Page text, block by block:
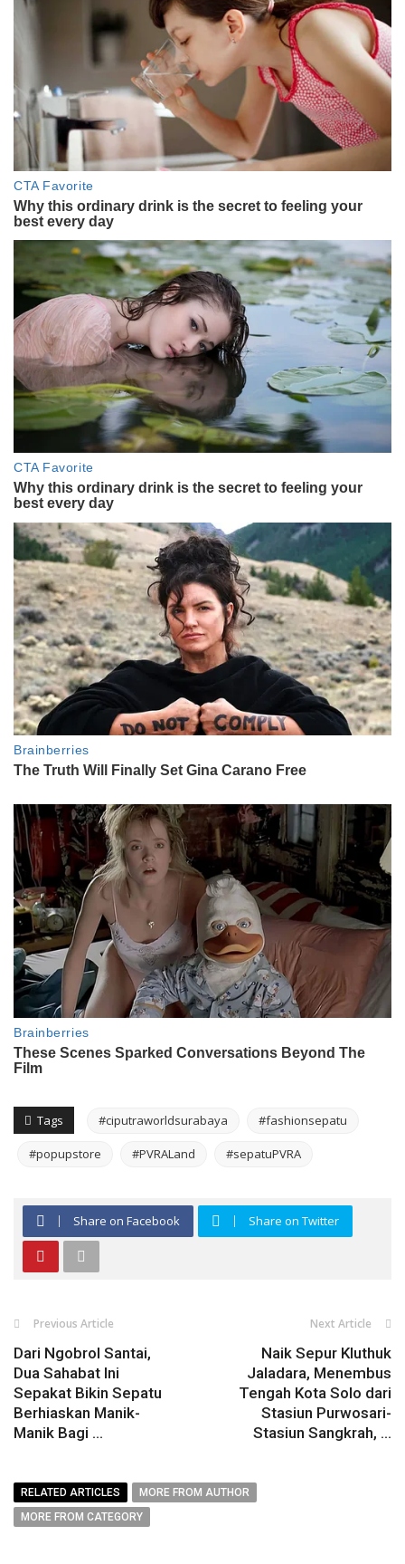
Tags #ciputraworldsurabaya #fashionsepatu
#popupstore #PVRALand #sepatuPVRA
Share on Facebook Share on Twitter
Previous Article
Dari Ngobrol Santai,
Dua Sahabat Ini
Sepakat Bikin Sepatu
Berhiaskan Manik-
Manik Bagi ...
Next Article
Naik Sepur Kluthuk
Jaladara, Menembus
Tengah Kota Solo dari
Stasiun Purwosari-
Stasiun Sangkrah, ...
RELATED ARTICLES
MORE FROM AUTHOR
MORE FROM CATEGORY